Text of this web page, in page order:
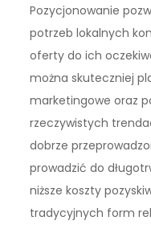
Pozycjonowanie
potrzeb lokalnych
oferty do ich
można skuteczniej
marketingowe oraz
rzeczywistych
dobrze
prowadzić do
niższe koszty
tradycyjnych form